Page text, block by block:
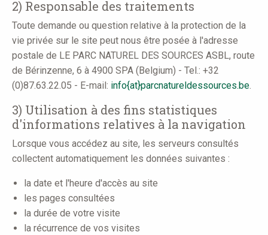
2) Responsable des traitements
Toute demande ou question relative à la protection de la
vie privée sur le site peut nous être posée à l'adresse
postale de LE PARC NATUREL DES SOURCES ASBL, route
de Bérinzenne, 6 à 4900 SPA (Belgium) - Tel.: +32
(0)87.63.22.05 - E-mail: info{at}parcnatureldessources.be.
3) Utilisation à des fins statistiques
d'informations relatives à la navigation
Lorsque vous accédez au site, les serveurs consultés
collectent automatiquement les données suivantes :
la date et l'heure d'accès au site
les pages consultées
la durée de votre visite
la récurrence de vos visites